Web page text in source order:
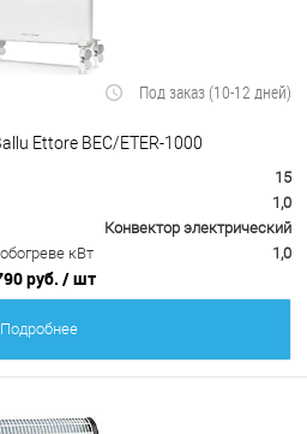
Под заказ (10-12 дней)
Ettore BEC/ETER-1000
15
1,0
Конвектор электрический
кВт
1,0
руб. / шт
Подробнее